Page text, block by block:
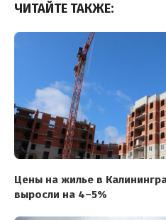
ЧИТАЙТЕ ТАКЖЕ:
Цены на жилье в
выросли на 4–5%